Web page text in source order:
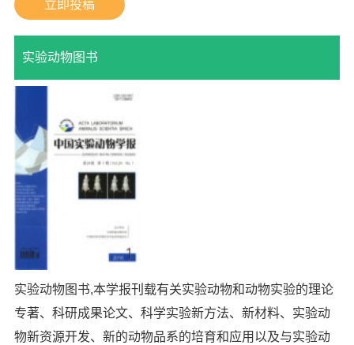
立即投稿
实验动物图书
实验动物图书,本学报刊载有关实验动物和动物实验的理论
专著、科研成果论文、科学实验新方法、新材料、实验动
物新资源开发、新的动物品系的培育和应用以及与实验动